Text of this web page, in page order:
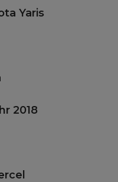
Yaris
2018